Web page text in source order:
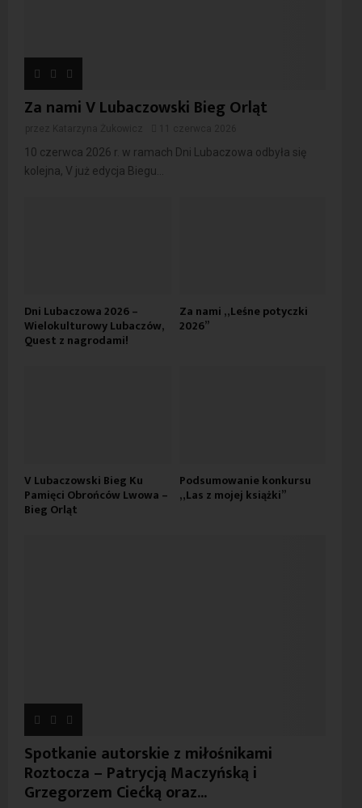
Za nami V Lubaczowski Bieg Orląt
10 czerwca 2026 r. w ramach Dni Lubaczowa odbyła się
kolejna, V już edycja Biegu...
Dni Lubaczowa 2026 –
Wielokulturowy Lubaczów,
Quest z nagrodami!
Za nami „Leśne potyczki
2026”
V Lubaczowski Bieg Ku
Pamięci Obrońców Lwowa –
Bieg Orląt
Podsumowanie konkursu
„Las z mojej książki”
Spotkanie autorskie z miłośnikami
Roztocza – Patrycją Maczyńską i
Grzegorzem Ciećką oraz...